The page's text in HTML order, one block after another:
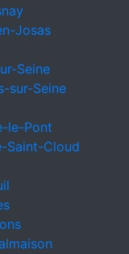
Josas
Seine
sur-Seine
le-Pont
Saint-Cloud